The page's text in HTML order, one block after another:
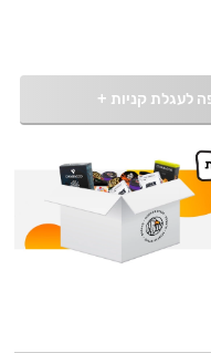
לעגלת קניות +